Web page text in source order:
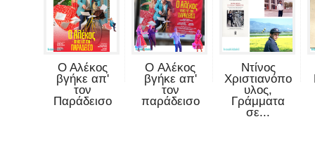
Ο Αλέκος
βγήκε απ'
τον
Παράδεισο
O Αλέκος
βγήκε απ'
τον
παράδεισο
Ντίνος
Χριστιανόπο
υλος,
Γράμματα
σε...